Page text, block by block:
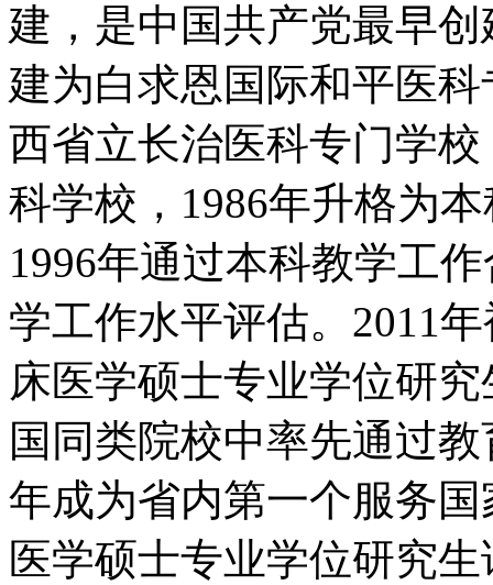
建，是中国共产党最早
建为白求恩国际和平医
西省立长治医科专门学
科学校，1986年升格为
1996年通过本科教学工
学工作水平评估。2011
床医学硕士专业学位研
国同类院校中率先通过
年成为省内第一个服务
医学硕士专业学位研究